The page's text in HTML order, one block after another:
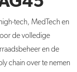
tech, MedTech en
de volledige
en de
chain over te nemen